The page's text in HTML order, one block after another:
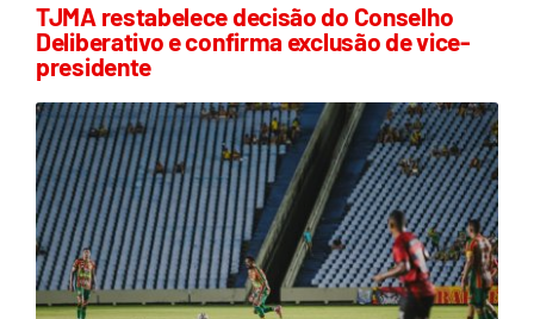
TJMA restabelece decisão do Conselho
Deliberativo e confirma exclusão de vice-
presidente